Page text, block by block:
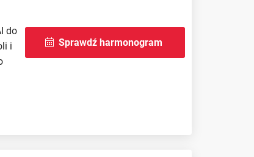
do
i
Sprawdź harmonogram